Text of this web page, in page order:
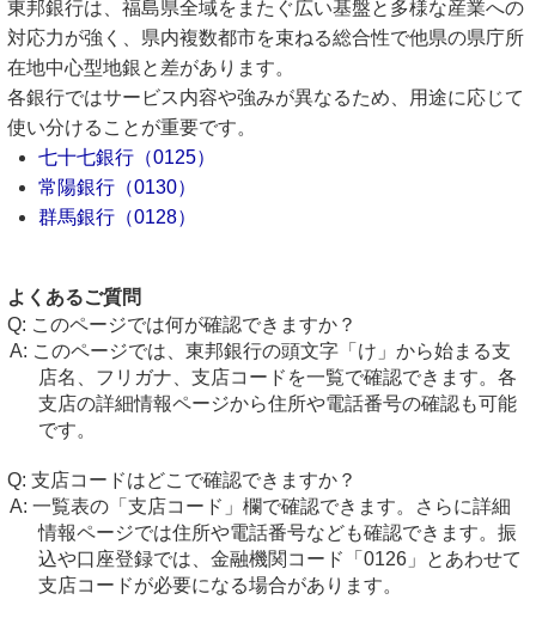
東邦銀行は、福島県全域をまたぐ広い基盤と多様な産業への
対応力が強く、県内複数都市を束ねる総合性で他県の県庁所
在地中心型地銀と差があります。
各銀行ではサービス内容や強みが異なるため、用途に応じて
使い分けることが重要です。
七十七銀行（0125）
常陽銀行（0130）
群馬銀行（0128）
よくあるご質問
このページでは何が確認できますか？
このページでは、東邦銀行の頭文字「け」から始まる支
店名、フリガナ、支店コードを一覧で確認できます。各
支店の詳細情報ページから住所や電話番号の確認も可能
です。
支店コードはどこで確認できますか？
一覧表の「支店コード」欄で確認できます。さらに詳細
情報ページでは住所や電話番号なども確認できます。振
込や口座登録では、金融機関コード「0126」とあわせて
支店コードが必要になる場合があります。